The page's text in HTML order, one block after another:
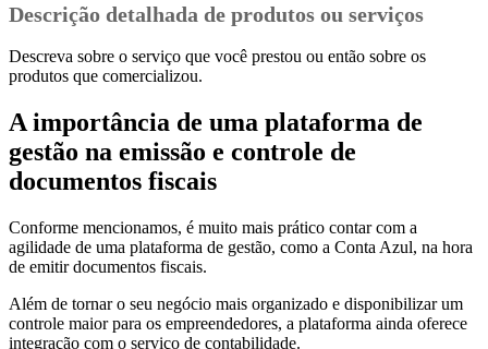
Descrição detalhada de produtos ou serviços
Descreva sobre o serviço que você prestou ou então sobre os
produtos que comercializou.
A importância de uma plataforma de
gestão na emissão e controle de
documentos fiscais
Conforme mencionamos, é muito mais prático contar com a
agilidade de uma plataforma de gestão, como a Conta Azul, na hora
de emitir documentos fiscais.
Além de tornar o seu negócio mais organizado e disponibilizar um
controle maior para os empreendedores, a plataforma ainda oferece
integração com o serviço de contabilidade.